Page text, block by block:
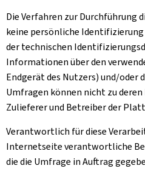
Die Verfahren zur Durchführung
keine persönliche
der technischen
Informationen über den
Endgerät des Nutzers) und/oder
Umfragen können nicht zu
Zulieferer und Betreiber der
Verantwortlich für diese
Internetseite verantwortliche
die die Umfrage in Auftrag